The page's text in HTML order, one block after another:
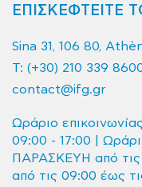
ΕΠΙΣΚΕΦΤΕΙΤΕ
Sina 31, 106 80,
T: (+30) 210 339
contact@ifg.gr
Ωράριο
09:00 - 17:00 |
ΠΑΡΑΣΚΕΥΗ από
από τις 09:00 έως